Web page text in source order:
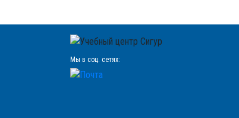
Мы в соц. сетях: